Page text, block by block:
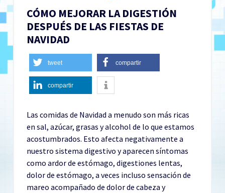
CÓMO MEJORAR LA DIGESTIÓN
DESPUÉS DE LAS FIESTAS DE
NAVIDAD
tweet compartir
compartir
Las comidas de Navidad a menudo son más ricas
en sal, azúcar, grasas y alcohol de lo que estamos
acostumbrados. Esto afecta negativamente a
nuestro sistema digestivo y aparecen síntomas
como ardor de estómago, digestiones lentas,
dolor de estómago, a veces incluso sensación de
mareo acompañado de dolor de cabeza y